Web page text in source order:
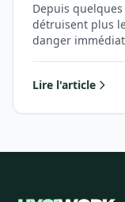
Depuis
détruisent plus
danger
Lire l'article